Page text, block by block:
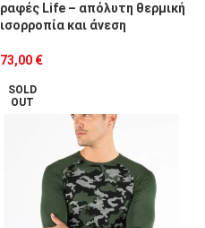
ραφές Life – απόλυτη θερμική
ισορροπία και άνεση
73,00 €
SOLD
OUT